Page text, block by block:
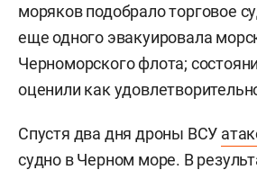
моряков подобрало торговое
еще одного эвакуировала
Черноморского флота;
оценили как
Спустя два дня дроны ВСУ
судно в Черном море. В